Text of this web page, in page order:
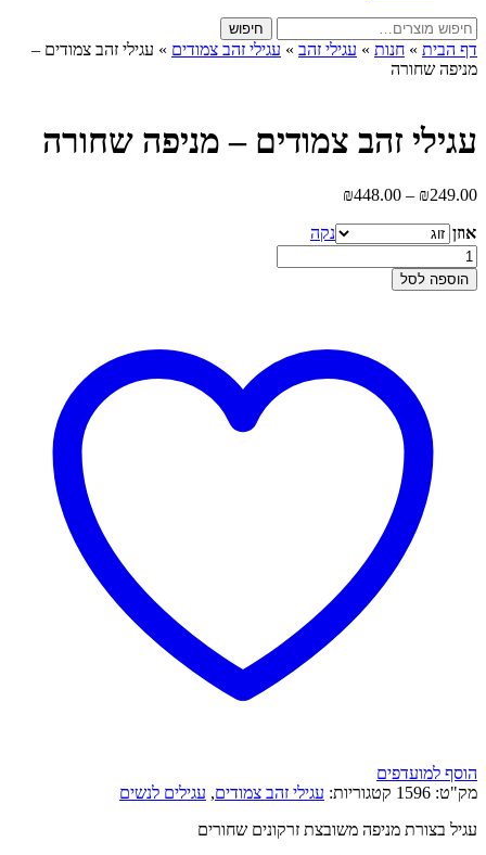
חיפוש
עבור:
חיפוש
דף הבית » חנות » עגילי זהב » עגילי זהב צמודים » עגילי זהב צמודים –
מניפה שחורה
עגילי זהב צמודים – מניפה שחורה
₪249.00
–
₪448.00
עד
אוזן
נקה
כמות
של
עגילי
הוספה לסל
הוסף למועדפים
מק"ט: 1596 קטגוריות: עגילי זהב צמודים, עגילים לנשים
עגיל בצורת מניפה משובצת זרקונים שחורים